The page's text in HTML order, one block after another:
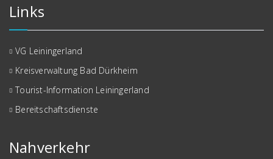
Links
VG Leiningerland
Kreisverwaltung Bad Dürkheim
Tourist-Information Leiningerland
Bereitschaftsdienste
Nahverkehr